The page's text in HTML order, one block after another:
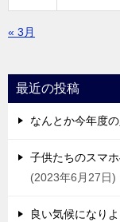
« 3月
最近の投稿
なんとか今年度
子供たちのスマ
2023年6月27日
良い気候になり